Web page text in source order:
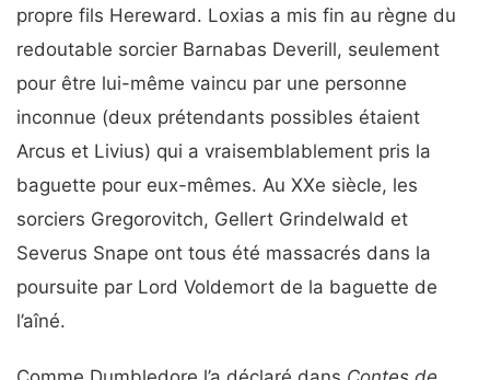
propre fils Hereward. Loxias a mis fin au règne du
redoutable sorcier Barnabas Deverill, seulement
pour être lui-même vaincu par une personne
inconnue (deux prétendants possibles étaient
Arcus et Livius) qui a vraisemblablement pris la
baguette pour eux-mêmes. Au XXe siècle, les
sorciers Gregorovitch, Gellert Grindelwald et
Severus Snape ont tous été massacrés dans la
poursuite par Lord Voldemort de la baguette de
l’aîné.